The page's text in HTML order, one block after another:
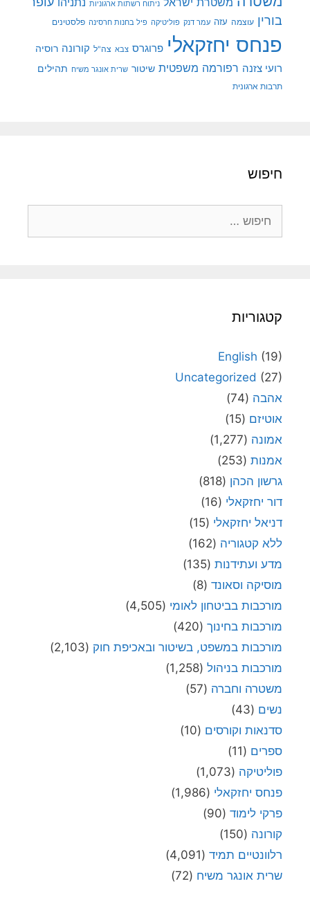
ניתוח רשתות ארגוניות
בורין עוצמה עזה עמר דנק פוליטיקה פיל בחנות חרסינה פלסטינים
פנחס יחזקאלי פרוגרס צבא צה"ל קורונה רוסיה
רועי צזנה רפורמה משפטית שיטור שרית אונגר משיח תהילים
תרבות ארגונית
חיפוש
קטגוריות
English (19)
Uncategorized (27)
אהבה (74)
אוטיזם (15)
אמונה (1,277)
אמנות (253)
גרשון הכהן (818)
דור יחזקאלי (16)
דניאל יחזקאלי (15)
ללא קטגוריה (162)
מדע ועתידנות (135)
מוסיקה וסאונד (8)
מורכבות בביטחון לאומי (4,505)
מורכבות בחינוך (420)
מורכבות במשפט, בשיטור ובאכיפת חוק (2,103)
מורכבות בניהול (1,258)
משטרה וחברה (57)
נשים (43)
סדנאות וקורסים (10)
ספרים (11)
פוליטיקה (1,073)
פנחס יחזקאלי (1,986)
פרקי לימוד (90)
קורונה (150)
רלוונטיים תמיד (4,091)
שרית אונגר משיח (72)